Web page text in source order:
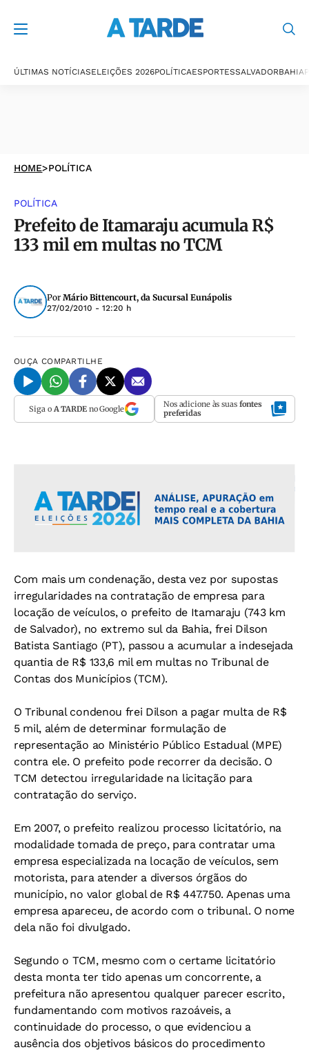
ÚLTIMAS NOTÍCIASELEIÇÕES 2026POLÍTICAESPORTESSALVADORBAHIA
HOME>POLÍTICA
POLÍTICA
Prefeito de Itamaraju acumula R$
133 mil em multas no TCM
Por Mário Bittencourt, da Sucursal Eunápolis
27/02/2010 - 12:20 h
OUÇA COMPARTILHE
Siga o A TARDEno Google Nos adicione às suas fontes
preferidas
Com mais um condenação, desta vez por supostas
irregularidades na contratação de empresa para
locação de veículos, o prefeito de Itamaraju (743 km
de Salvador), no extremo sul da Bahia, frei Dilson
Batista Santiago (PT), passou a acumular a indesejada
quantia de R$ 133,6 mil em multas no Tribunal de
Contas dos Municípios (TCM).
O Tribunal condenou frei Dilson a pagar multa de R$
5 mil, além de determinar formulação de
representação ao Ministério Público Estadual (MPE)
contra ele. O prefeito pode recorrer da decisão. O
TCM detectou irregularidade na licitação para
contratação do serviço.
Em 2007, o prefeito realizou processo licitatório, na
modalidade tomada de preço, para contratar uma
empresa especializada na locação de veículos, sem
motorista, para atender a diversos órgãos do
município, no valor global de R$ 447.750. Apenas uma
empresa apareceu, de acordo com o tribunal. O nome
dela não foi divulgado.
Segundo o TCM, mesmo com o certame licitatório
desta monta ter tido apenas um concorrente, a
prefeitura não apresentou qualquer parecer escrito,
fundamentando com motivos razoáveis, a
continuidade do processo, o que evidenciou a
ausência dos objetivos básicos do procedimento